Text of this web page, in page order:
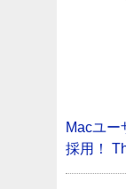
Macユー
採用！